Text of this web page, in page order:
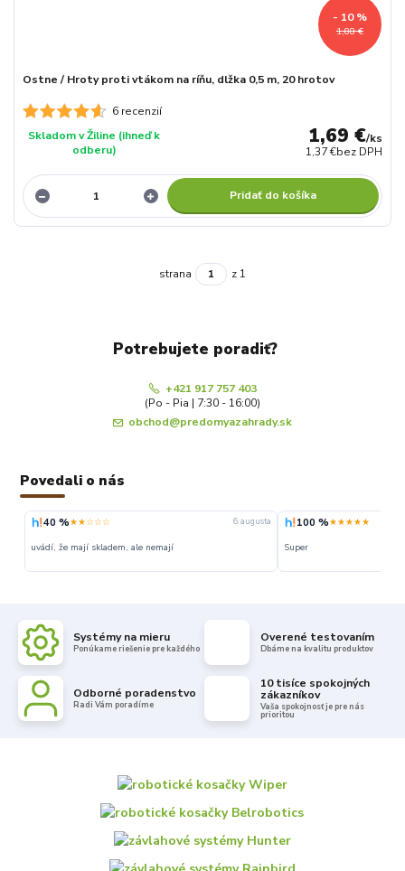
1,88 €
- 10 %
6 recenzií
Ostne / Hroty proti vtákom na ríňu, dlžka 0,5 m, 20 hrotov
1,69 €/ks
1,37 €bez DPH
Skladom v Žiline (ihneď k
odberu)
Pridať do košíka
strana z 1
Potrebujete poradiť?
+421 917 757 403
(Po - Pia | 7:30 - 16:00)
obchod@predomyazahrady.sk
Povedali o nás
40 %★★☆☆☆ 6. augusta
uvádí, že mají skladem, ale nemají
100 %★★★★★
Super
Systémy na mieru
Ponúkame riešenie pre každého
Overené testovaním
Dbáme na kvalitu produktov
Odborné poradenstvo
Radi Vám poradíme
10 tisíce spokojných
zákazníkov
Vaša spokojnosť je pre nás
prioritou